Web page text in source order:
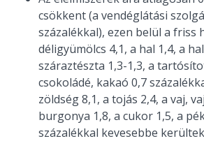
csökkent (a vendéglátási
százalékkal), ezen belül a friss
déligyümölcs 4,1, a hal 1,4, a
száraztészta 1,3-1,3, a
csokoládé, kakaó 0,7
zöldség 8,1, a tojás 2,4, a vaj,
burgonya 1,8, a cukor 1,5, a
százalékkal kevesebbe